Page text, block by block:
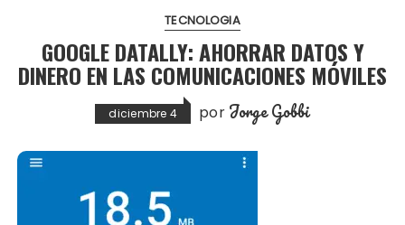
TECNOLOGIA
GOOGLE DATALLY: AHORRAR DATOS Y
DINERO EN LAS COMUNICACIONES MÓVILES
diciembre 4 por Jorge Gobbi